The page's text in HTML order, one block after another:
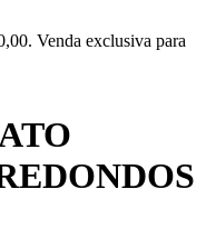
Venda exclusiva para